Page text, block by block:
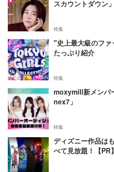
スカウントダウン」
特集
"史上最大級のフ
たっぷり紹介
特集
moxymill新メンバ
nex7」
特集
ディズニー作品は
べて見放題！【PR】